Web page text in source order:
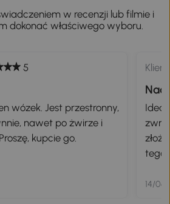
w recenzji lub filmie i
dokonać właściwego wyboru.
5
wózek. Jest przestronny,
nawet po żwirze i
kupcie go.
tego
14/06/